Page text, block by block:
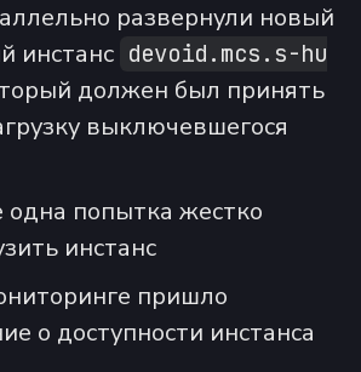
развернули новый
инстанс devoid.mcs.s-hu
должен был принять
выключевшегося
одна попытка жестко
инстанс
пришло
о доступности инстанса